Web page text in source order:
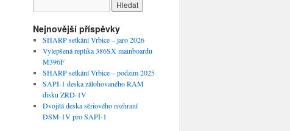
Nejnovější příspěvky
SHARP setkání Vrbice – jaro 2026
Vylepšená replika 386SX mainboardu
M396F
SHARP setkání Vrbice – podzim 2025
SAPI-1 deska zálohovaného RAM
disku ZRD-1V
Dvojitá deska sériového rozhraní
DSM-1V pro SAPI-1